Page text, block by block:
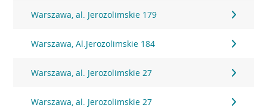
Warszawa, al. Jerozolimskie 179
Warszawa, Al.Jerozolimskie 184
Warszawa, al. Jerozolimskie 27
Warszawa, al. Jerozolimskie 27